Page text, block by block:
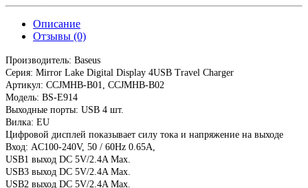
Описание
Отзывы (0)
Производитель: Baseus
Серия: Mirror Lake Digital Display 4USB Travel Charger
Артикул: CCJMHB-B01, CCJMHB-B02
Модель: BS-E914
Выходные порты: USB 4 шт.
Вилка: EU
Цифровой дисплей показывает силу тока и напряжение на выходе
Вход: AC100-240V, 50 / 60Hz 0.65A,
USB1 выход DC 5V/2.4A Max.
USB3 выход DC 5V/2.4A Max.
USB2 выход DC 5V/2.4A Max.